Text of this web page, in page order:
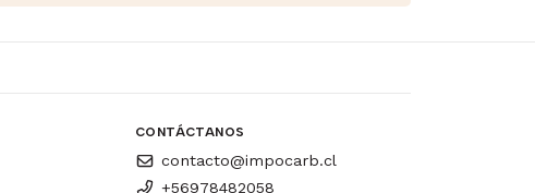
CONTÁCTANOS
contacto@impocarb.cl
+56978482058